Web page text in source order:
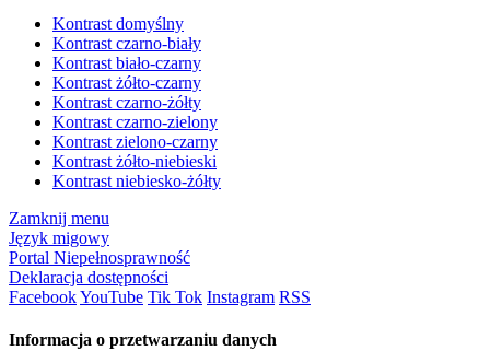
Kontrast domyślny
Kontrast czarno-biały
Kontrast biało-czarny
Kontrast żółto-czarny
Kontrast czarno-żółty
Kontrast czarno-zielony
Kontrast zielono-czarny
Kontrast żółto-niebieski
Kontrast niebiesko-żółty
Zamknij menu
Język migowy
Portal Niepełnosprawność
Deklaracja dostępności
FacebookYouTube Tik Tok Instagram RSS
Informacja o przetwarzaniu danych